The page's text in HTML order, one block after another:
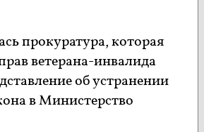
прокуратура, которая
ветерана-инвалида
об устранении
в Министерство